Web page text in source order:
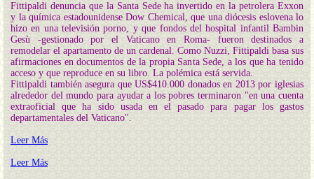
Fittipaldi denuncia que la Santa Sede ha invertido en la petrolera Exxon
y la química estadounidense Dow Chemical, que una diócesis eslovena lo
hizo en una televisión porno, y que fondos del hospital infantil Bambin
Gesù -gestionado por el Vaticano en Roma- fueron destinados a
remodelar el apartamento de un cardenal. Como Nuzzi, Fittipaldi basa sus
afirmaciones en documentos de la propia Santa Sede, a los que ha tenido
acceso y que reproduce en su libro. La polémica está servida.
Fittipaldi también asegura que US$410.000 donados en 2013 por iglesias
alrededor del mundo para ayudar a los pobres terminaron "en una cuenta
extraoficial que ha sido usada en el pasado para pagar los gastos
departamentales del Vaticano".
Leer Más
Leer Más